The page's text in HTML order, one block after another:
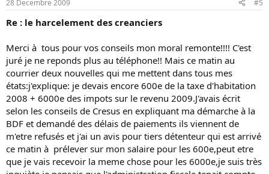
28 Decembre 2009 #5
Re : le harcelement des creanciers
Merci à tous pour vos conseils mon moral remonte!!!! C'est
juré je ne reponds plus au téléphone!! Mais ce matin au
courrier deux nouvelles qui me mettent dans tous mes
états:j'explique: je devais encore 600e de la taxe d'habitation
2008 + 6000e des impots sur le revenu 2009.J'avais écrit
selon les conseils de Cresus en expliquant ma démarche à la
BDF et demandé des délais de paiements ils viennent de
m'etre refusés et j'ai un avis pour tiers détenteur qui est arrivé
ce matin à prélever sur mon salaire pour les 600e,peut etre
que je vais recevoir la meme chose pour les 6000e,je suis très